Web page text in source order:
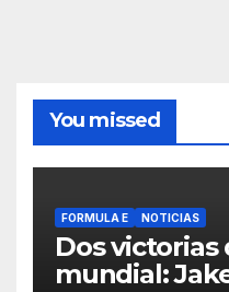
You missed
FORMULA E NOTICIAS
Dos
mundial: